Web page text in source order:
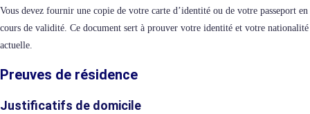
Vous devez fournir une copie de votre carte d’identité ou de votre passeport en
cours de validité. Ce document sert à prouver votre identité et votre nationalité
actuelle.
Preuves de résidence
Justificatifs de domicile